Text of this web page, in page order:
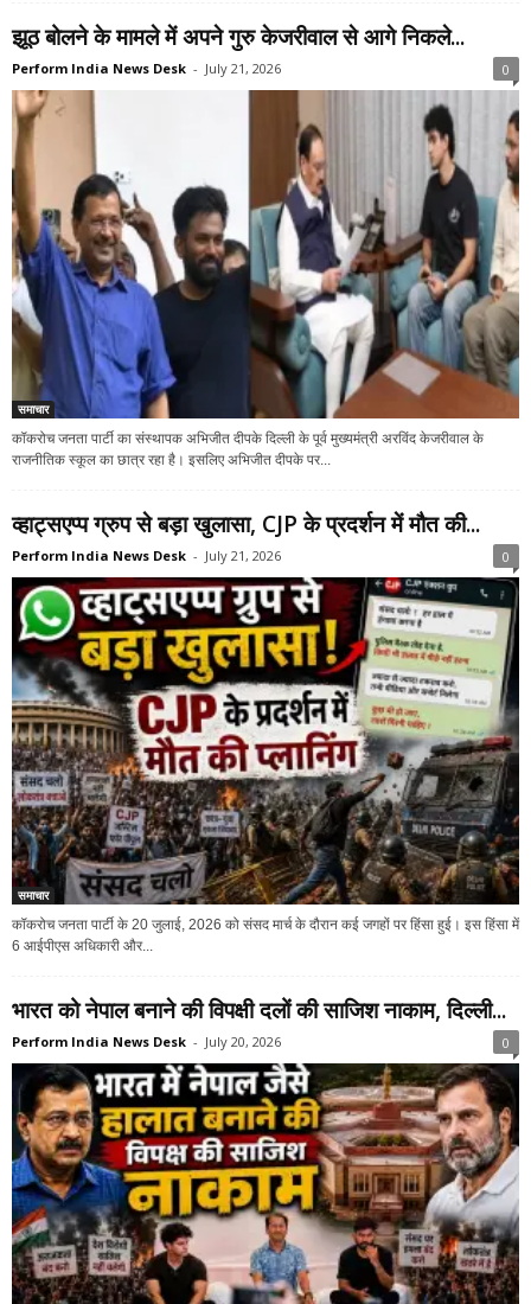
झूठ बोलने के मामले में अपने गुरु केजरीवाल से आगे निकले...
Perform India News Desk - July 21, 2026 0
समाचार
कॉकरोच जनता पार्टी का संस्थापक अभिजीत दीपके दिल्ली के पूर्व मुख्यमंत्री अरविंद केजरीवाल के
राजनीतिक स्कूल का छात्र रहा है। इसलिए अभिजीत दीपके पर...
व्हाट्सएप्प ग्रुप से बड़ा खुलासा, CJP के प्रदर्शन में मौत की...
Perform India News Desk - July 21, 2026 0
समाचार
कॉकरोच जनता पार्टी के 20 जुलाई, 2026 को संसद मार्च के दौरान कई जगहों पर हिंसा हुई। इस हिंसा में
6 आईपीएस अधिकारी और...
भारत को नेपाल बनाने की विपक्षी दलों की साजिश नाकाम, दिल्ली...
Perform India News Desk - July 20, 2026 0